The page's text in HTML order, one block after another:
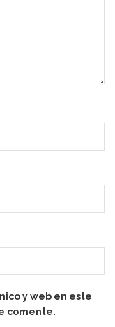
y web en este
comente.